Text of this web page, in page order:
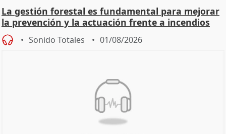
La gestión forestal es fundamental para mejorar
la prevención y la actuación frente a incendios
Sonido Totales 01/08/2026